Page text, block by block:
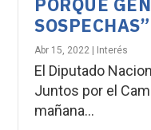
SOSPECHAS”
Abr 15, 2022 Interés
El Diputado
Juntos por el
mañana...